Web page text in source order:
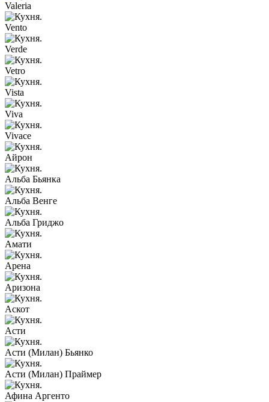
Valeria
Vento
Verde
Vetro
Vista
Viva
Vivace
Айрон
Альба Бьянка
Альба Венге
Альба Гриджо
Амати
Арена
Аризона
Аскот
Асти
Асти (Милан) Бьянко
Асти (Милан) Праймер
Афина Аргенто